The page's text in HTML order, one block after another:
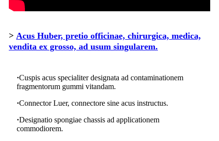
> Acus Huber, pretio officinae, chirurgica, medica,
vendita ex grosso, ad usum singularem.
·Cuspis acus specialiter designata ad contaminationem
fragmentorum gummi vitandam.
·Connector Luer, connectore sine acus instructus.
·Designatio spongiae chassis ad applicationem
commodiorem.